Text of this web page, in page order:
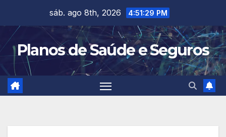
content
sáb. ago 8th, 2026 4:51:30 PM
Planos de Saúde e Seguros